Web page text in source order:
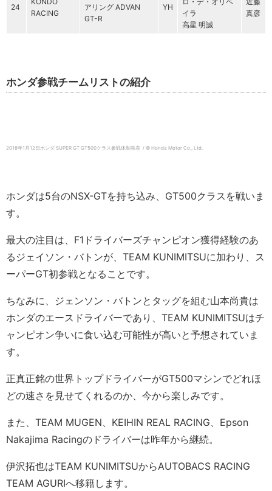
24
RACING
アリング ADVAN
GT-R
YH
イラ
高星 明誠
真彦
ホンダ参戦チームリストの紹介
2018年1月12日ホンダ SUPER GT GT500クラス参戦体制発表 / © Honda Motor Co., Ltd.
ホンダは5台のNSX-GTを持ち込み、GT500クラスを戦いま
す。
最大の注目は、F1ドライバーズチャンピオン獲得経験のあ
るジェイソン・バトンが、TEAM KUNIMITSUに加わり、ス
ーパーGT初参戦となることです。
ちなみに、ジェンソン・バトンとタッグを組む山本尚貴は
ホンダのエースドライバーであり、TEAM KUNIMITSUはチ
ャンピオン争いに食い込む可能性が高いと予想されていま
す。
正真正銘の世界トップドライバーがGT500マシンでどれほ
どの速さを見せてくれるのか、今から楽しみです。
また、TEAM MUGEN、KEIHIN REAL RACING、Epson
Nakajima Racingのドライバーは昨年から継続。
伊沢拓也はTEAM KUNIMITSUからAUTOBACS RACING
TEAM AGURIへ移籍します。